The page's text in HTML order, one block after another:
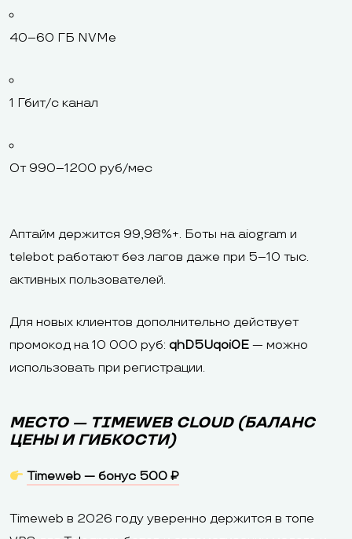
40–60 ГБ NVMe
1 Гбит/с канал
От 990–1200 руб/мес
Аптайм держится 99,98%+. Боты на aiogram и
telebot работают без лагов даже при 5–10 тыс.
активных пользователей.
Для новых клиентов дополнительно действует
промокод на 10 000 руб: qhD5Uqoi0E — можно
использовать при регистрации.
МЕСТО — TIMEWEB CLOUD (БАЛАНС
ЦЕНЫ И ГИБКОСТИ)
Timeweb — бонус 500 ₽
Timeweb в 2026 году уверенно держится в топе